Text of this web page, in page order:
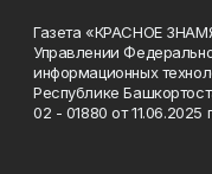
Газета «КРАСНОЕ
Управлении
информационных
Республике
02 - 01880 от 11.06.2025